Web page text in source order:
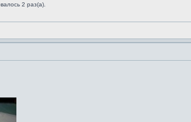
2 раз(а).